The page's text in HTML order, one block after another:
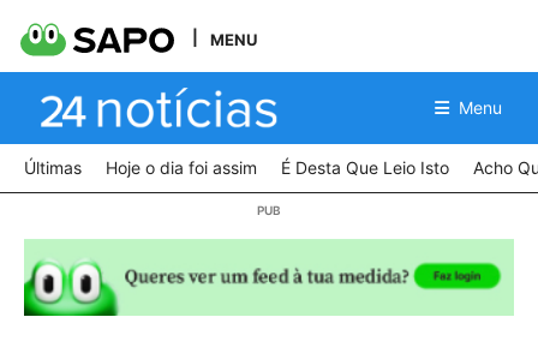
MENU
Menu
Últimas Hoje o dia foi assim É Desta Que Leio Isto Acho